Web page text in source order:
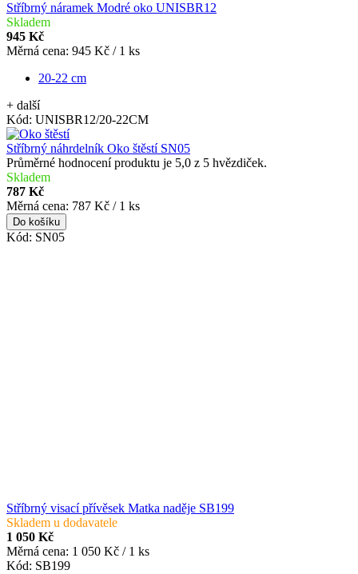
Stříbrný náramek Modré oko UNISBR12
Skladem
945 Kč
Měrná cena: 945 Kč / 1 ks
20-22 cm
+ další
Kód: UNISBR12/20-22CM
Stříbrný náhrdelník Oko štěstí SN05
Průměrné hodnocení produktu je 5,0 z 5 hvězdiček.
Skladem
787 Kč
Měrná cena: 787 Kč / 1 ks
Do košíku
Kód: SN05
Stříbrný visací přívěsek Matka naděje SB199
Skladem u dodavatele
1 050 Kč
Měrná cena: 1 050 Kč / 1 ks
Kód: SB199